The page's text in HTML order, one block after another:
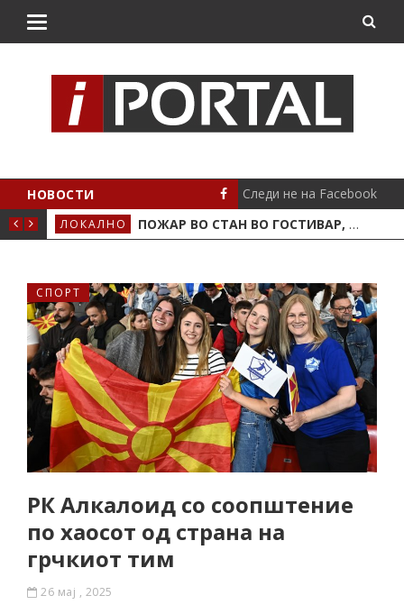
НОВОСТИ
ПАЛАНКА
ЛОКАЛНО ПОЖАР ВО СТАН ВО ГОСТИВАР, ДВАЈЦА ПОЛИЦАЈЦИ И ДОМАЌИНОТ ВО БОЛНИЦА
Следи не на Facebook
СПОРТ
РК Алкалоид со соопштение
по хаосот од страна на
грчкиот тим
26 мај , 2025